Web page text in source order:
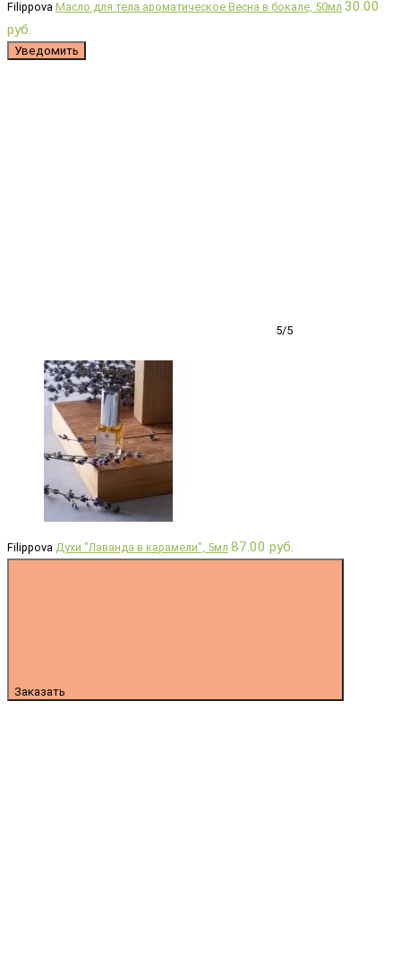
Filippova Масло для тела ароматическое Весна в бокале, 50мл 30.00
руб.
Уведомить
5/5
Filippova Духи "Лаванда в карамели", 5мл 87.00 руб.
Заказать